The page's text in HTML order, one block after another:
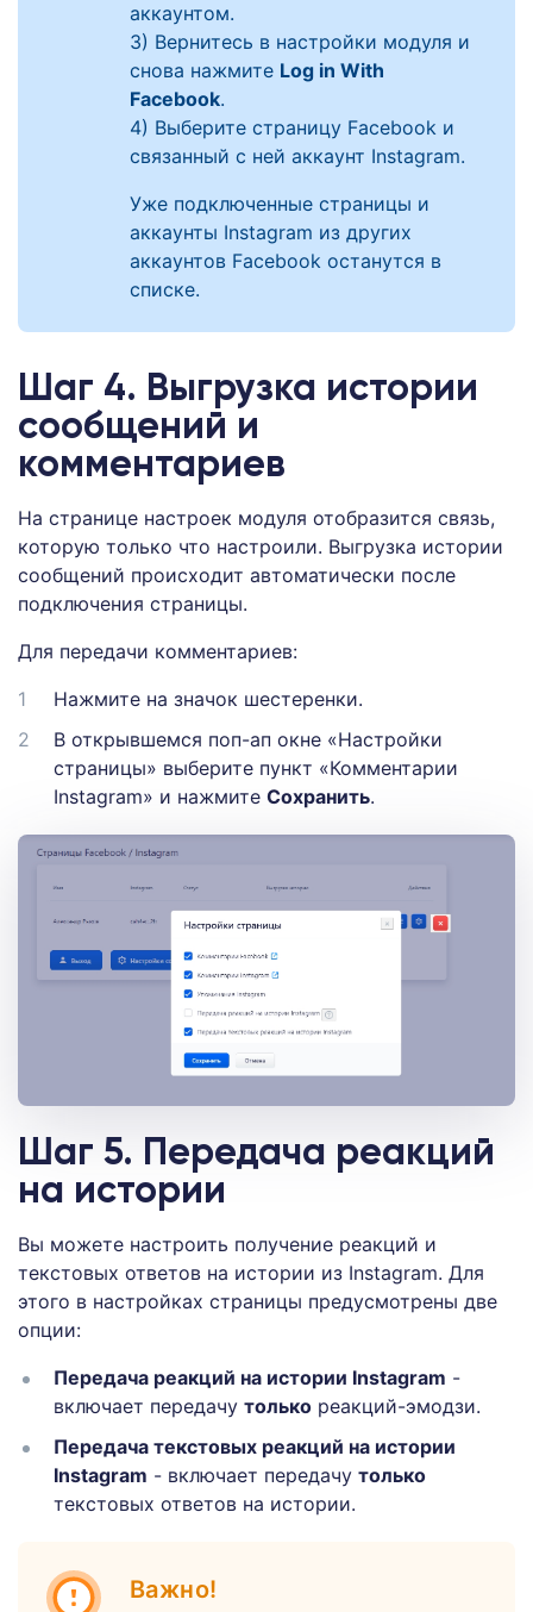
аккаунтом.
3) Вернитесь в настройки модуля и
снова нажмите Log in With
Facebook.
4) Выберите страницу Facebook и
связанный с ней аккаунт Instagram.
Уже подключенные страницы и
аккаунты Instagram из других
аккаунтов Facebook останутся в
списке.
Шаг 4. Выгрузка истории
сообщений и
комментариев
На странице настроек модуля отобразится связь,
которую только что настроили. Выгрузка истории
сообщений происходит автоматически после
подключения страницы.
Для передачи комментариев:
Нажмите на значок шестеренки.
В открывшемся поп-ап окне «Настройки
страницы» выберите пункт «Комментарии
Instagram» и нажмите Сохранить.
Шаг 5. Передача реакций
на истории
Вы можете настроить получение реакций и
текстовых ответов на истории из Instagram. Для
этого в настройках страницы предусмотрены две
опции:
Передача реакций на истории Instagram -
включает передачу только реакций-эмодзи.
Передача текстовых реакций на истории
Instagram - включает передачу только
текстовых ответов на истории.
Важно!